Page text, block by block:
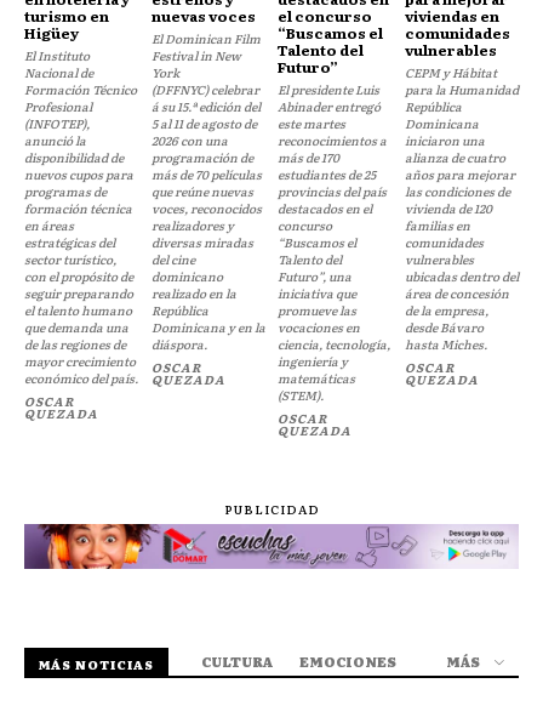
turismo en
Higüey
El Instituto
Nacional de
Formación Técnico
Profesional
(INFOTEP),
anunció la
disponibilidad de
nuevos cupos para
programas de
formación técnica
en áreas
estratégicas del
sector turístico,
con el propósito de
seguir preparando
el talento humano
que demanda una
de las regiones de
mayor crecimiento
económico del país.
OSCAR
QUEZADA
nuevas voces
El Dominican Film
Festival in New
York
(DFFNYC) celebrar
á su 15.ª edición del
5 al 11 de agosto de
2026 con una
programación de
más de 70 películas
que reúne nuevas
voces, reconocidos
realizadores y
diversas miradas
del cine
dominicano
realizado en la
República
Dominicana y en la
diáspora.
OSCAR
QUEZADA
el concurso
“Buscamos el
Talento del
Futuro”
El presidente Luis
Abinader entregó
este martes
reconocimientos a
más de 170
estudiantes de 25
provincias del país
destacados en el
concurso
“Buscamos el
Talento del
Futuro”, una
iniciativa que
promueve las
vocaciones en
ciencia, tecnología,
ingeniería y
matemáticas
(STEM).
OSCAR
QUEZADA
viviendas en
comunidades
vulnerables
CEPM y Hábitat
para la Humanidad
República
Dominicana
iniciaron una
alianza de cuatro
años para mejorar
las condiciones de
vivienda de 120
familias en
comunidades
vulnerables
ubicadas dentro del
área de concesión
de la empresa,
desde Bávaro
hasta Miches.
OSCAR
QUEZADA
PUBLICIDAD
MÁS NOTICIAS CULTURA EMOCIONES MÁS